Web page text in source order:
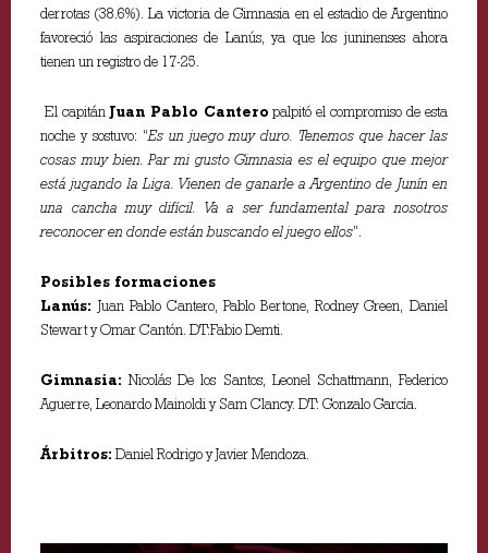
derrotas (38.6%). La victoria de Gimnasia en el estadio de Argentino
favoreció las aspiraciones de Lanús, ya que los juninenses ahora
tienen un registro de 17-25.
El capitán Juan Pablo Cantero palpitó el compromiso de esta
noche y sostuvo: “Es un juego muy duro. Tenemos que hacer las
cosas muy bien. Par mi gusto Gimnasia es el equipo que mejor
está jugando la Liga. Vienen de ganarle a Argentino de Junín en
una cancha muy difícil. Va a ser fundamental para nosotros
reconocer en donde están buscando el juego ellos”.
Posibles formaciones
Lanús: Juan Pablo Cantero, Pablo Bertone, Rodney Green, Daniel
Stewart y Omar Cantón. DT:Fabio Demti.
Gimnasia: Nicolás De los Santos, Leonel Schattmann, Federico
Aguerre, Leonardo Mainoldi y Sam Clancy. DT: Gonzalo García.
Árbitros: Daniel Rodrigo y Javier Mendoza.